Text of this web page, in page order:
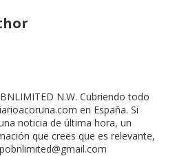
N.W. Cubriendo todo
en España. Si
noticia de última hora, un
que crees que es relevante,